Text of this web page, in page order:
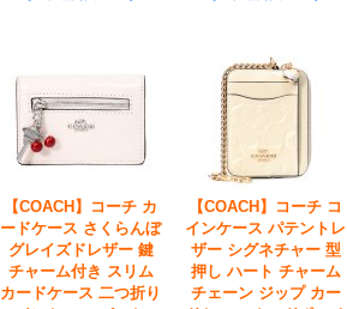
【COACH】コーチ カ
ードケース さくらんぼ
グレイズドレザー 鍵
チャーム付き スリム
カードケース 二つ折り
【COACH】コーチ コ
インケース パテントレ
ザー シグネチャー 型
押し ハート チャーム
チェーン ジップ カー